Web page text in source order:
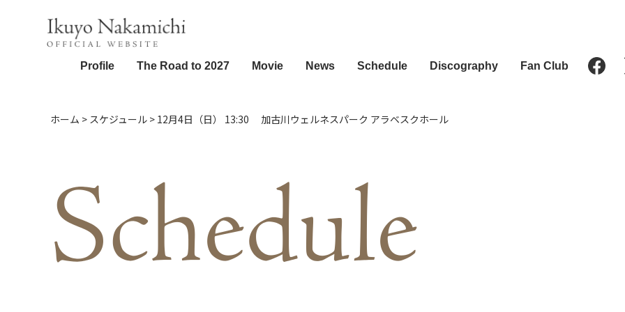
Profile The Road to 2027 Movie News Schedule Discography Fan Club
ホーム > スケジュール > 12月4日（日） 13:30 加古川ウェルネスパーク アラベスクホール